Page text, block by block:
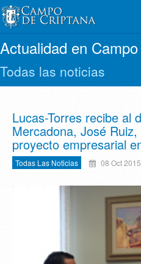
Actualidad en
Todas las noticias
Lucas-Torres recibe al
Mercadona, José
proyecto empresarial
Todas Las Noticias 08 Oct 2015